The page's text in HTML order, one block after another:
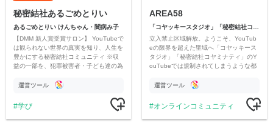
秘密結社あるごめとりい
あるごめとりい けんちゃん・闇病み子
【DMM 新人賞受賞サロン】 YouTubeで
は観られない世界の真実を知り、人生を
豊かにする秘密結社コミュニティ ※収
益の一部を、犯罪被害者・子ども達の為
す運営ツール
学び
AREA58
立入禁止区域解放。ようこそ、YouTub
eの限界を超えた聖域へ「コヤッキース
タジオ」「秘密結社コヤミナティ」のY
ouTubeでは規制されてしまうような都
公開。
運営ツール
オンラインコミュニティ